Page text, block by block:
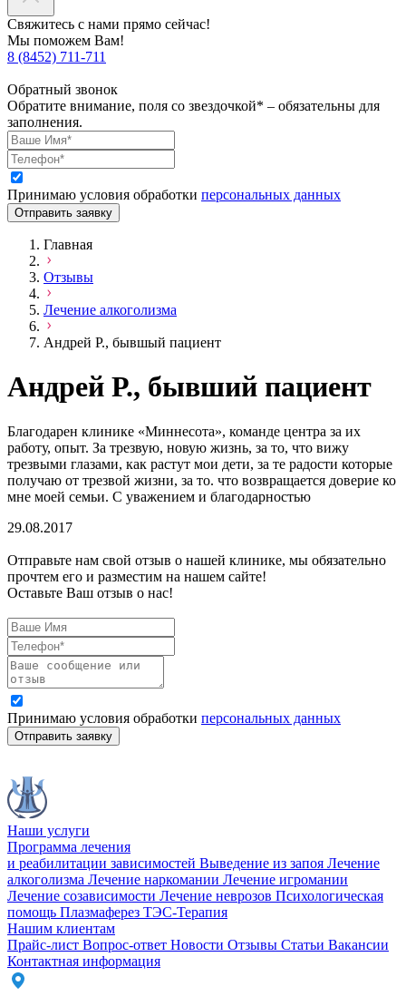
Свяжитесь с нами прямо сейчас!
Мы поможем Вам!
8 (8452) 711-711
Обратный звонок
Обратите внимание, поля со звездочкой* – обязательны для
заполнения.
Принимаю условия обработки персональных данных
Отправить заявку
Главная
Отзывы
Лечение алкоголизма
Андрей Р., бывшый пациент
Андрей Р., бывший пациент
Благодарен клинике «Миннесота», команде центра за их
работу, опыт. За трезвую, новую жизнь, за то, что вижу
трезвыми глазами, как растут мои дети, за те радости которые
получаю от трезвой жизни, за то. что возвращается доверие ко
мне моей семьи. С уважением и благодарностью
29.08.2017
Отправьте нам свой отзыв о нашей клинике, мы обязательно
прочтем его и разместим на нашем сайте!
Оставьте Ваш отзыв о нас!
Принимаю условия обработки персональных данных
Отправить заявку
Наши услуги
Программа лечения
и реабилитации зависимостей Выведение из запоя Лечение
алкоголизма Лечение наркомании Лечение игромании
Лечение созависимости Лечение неврозов Психологическая
помощь Плазмаферез ТЭС-Терапия
Нашим клиентам
Прайс-лист Вопрос-ответ Новости Отзывы Статьи Вакансии
Контактная информация